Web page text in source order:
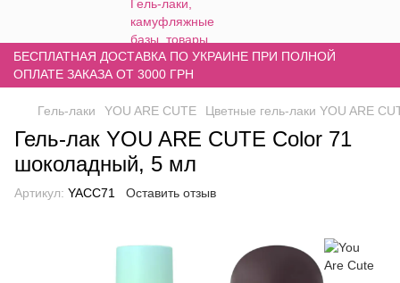
БЕСПЛАТНАЯ ДОСТАВКА ПО УКРАИНЕ ПРИ ПОЛНОЙ
ОПЛАТЕ ЗАКАЗА ОТ 3000 ГРН
Гель-лаки YOU ARE CUTE Цветные гель-лаки YOU ARE
Гель-лак YOU ARE CUTE Color 71
шоколадный, 5 мл
Артикул: YACC71 Оставить отзыв